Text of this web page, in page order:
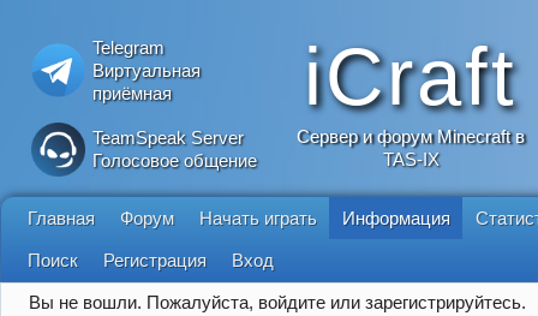
Telegram
Виртуальная
приёмная
TeamSpeak Server
Голосовое общение
iCraft
Сервер и форум Minecraft в
TAS-IX
Главная Форум Начать играть Информация
Поиск Регистрация Вход
Вы не вошли. Пожалуйста, войдите или зарегистрируйтесь.